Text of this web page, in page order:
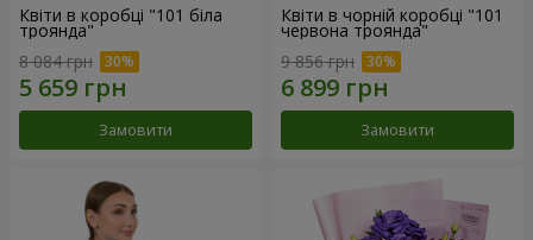
Квіти в коробці "101 біла
троянда"
8 084 грн
Замовити
Квіти в чорній коробці "101
червона троянда"
9 856 грн
Замовити